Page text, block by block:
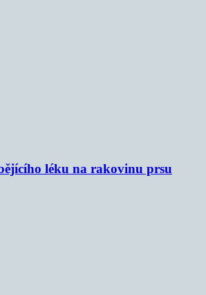
léku na rakovinu prsu